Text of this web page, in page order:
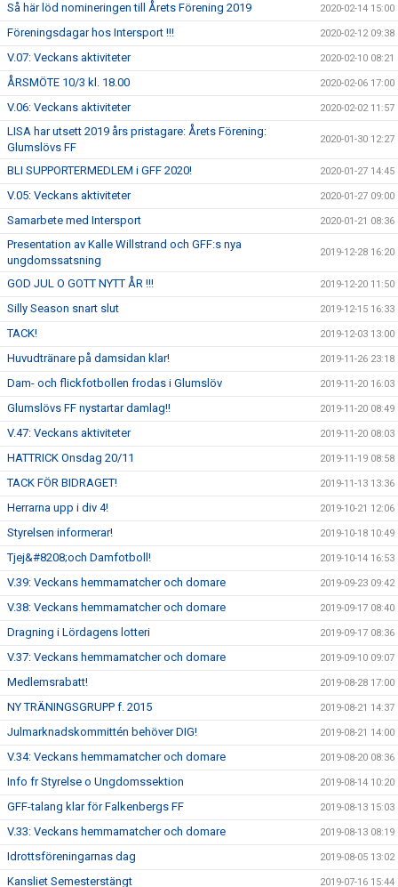
Så här löd nomineringen till Årets Förening 2019 2020-02-14 15:00
Föreningsdagar hos Intersport !!! 2020-02-12 09:38
V.07: Veckans aktiviteter 2020-02-10 08:21
ÅRSMÖTE 10/3 kl. 18.00 2020-02-06 17:00
V.06: Veckans aktiviteter 2020-02-02 11:57
LISA har utsett 2019 års pristagare: Årets Förening:
Glumslövs FF
2020-01-30 12:27
BLI SUPPORTERMEDLEM i GFF 2020! 2020-01-27 14:45
V.05: Veckans aktiviteter 2020-01-27 09:00
Samarbete med Intersport 2020-01-21 08:36
Presentation av Kalle Willstrand och GFF:s nya
ungdomssatsning
2019-12-28 16:20
GOD JUL O GOTT NYTT ÅR !!! 2019-12-20 11:50
Silly Season snart slut 2019-12-15 16:33
TACK! 2019-12-03 13:00
Huvudtränare på damsidan klar! 2019-11-26 23:18
Dam- och flickfotbollen frodas i Glumslöv 2019-11-20 16:03
Glumslövs FF nystartar damlag!! 2019-11-20 08:49
V.47: Veckans aktiviteter 2019-11-20 08:03
HATTRICK Onsdag 20/11 2019-11-19 08:58
TACK FÖR BIDRAGET! 2019-11-13 13:36
Herrarna upp i div 4! 2019-10-21 12:06
Styrelsen informerar! 2019-10-18 10:49
Tjej&#8208;och Damfotboll! 2019-10-14 16:53
V.39: Veckans hemmamatcher och domare 2019-09-23 09:42
V.38: Veckans hemmamatcher och domare 2019-09-17 08:40
Dragning i Lördagens lotteri 2019-09-17 08:36
V.37: Veckans hemmamatcher och domare 2019-09-10 09:07
Medlemsrabatt! 2019-08-28 17:00
NY TRÄNINGSGRUPP f. 2015 2019-08-21 14:37
Julmarknadskommittén behöver DIG! 2019-08-21 14:00
V.34: Veckans hemmamatcher och domare 2019-08-20 08:36
Info fr Styrelse o Ungdomssektion 2019-08-14 10:20
GFF-talang klar för Falkenbergs FF 2019-08-13 15:03
V.33: Veckans hemmamatcher och domare 2019-08-13 08:19
Idrottsföreningarnas dag 2019-08-05 13:02
Kansliet Semesterstängt 2019-07-16 15:44